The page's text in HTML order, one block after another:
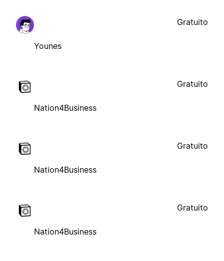
Younes
Gratuito
Nation4Business
Gratuito
Nation4Business
Gratuito
Nation4Business
Gratuito